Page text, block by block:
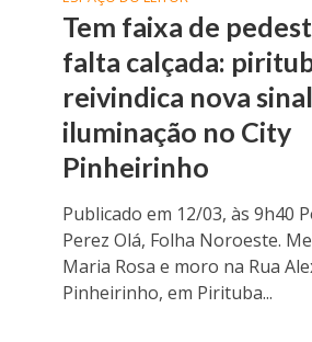
Tem faixa de
falta calçada:
reivindica nova
iluminação no City
Pinheirinho
Publicado em 12/03, às 9h40
Perez Olá, Folha Noroeste.
Maria Rosa e moro na Rua
Pinheirinho, em Pirituba...